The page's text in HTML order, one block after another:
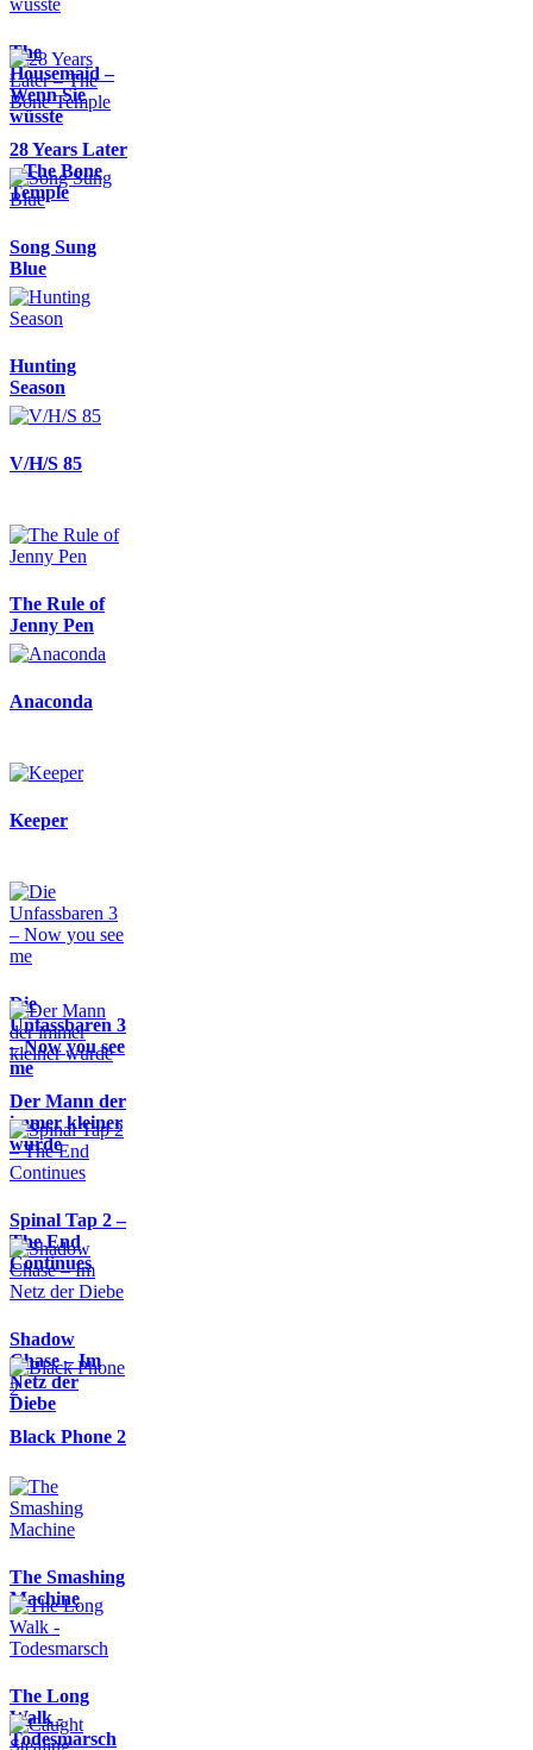
The
Housemaid –
Wenn Sie
wüsste
28 Years Later
– The Bone
Temple
Song Sung
Blue
Hunting
Season
V/H/S 85
The Rule of
Jenny Pen
Anaconda
Keeper
Die
Unfassbaren 3
– Now you see
me
Der Mann der
immer kleiner
wurde
Spinal Tap 2 –
The End
Continues
Shadow
Chase – Im
Netz der
Diebe
Black Phone 2
The Smashing
Machine
The Long
Walk -
Todesmarsch